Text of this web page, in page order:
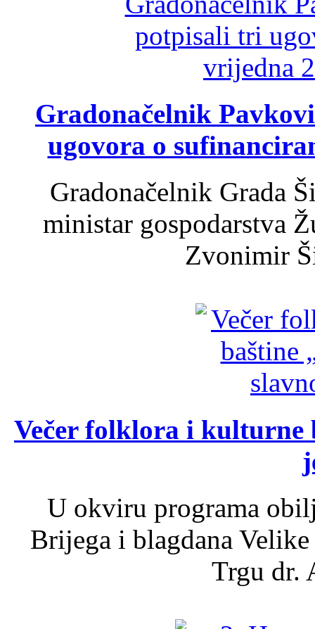
Gradonačelnik
ugovora o
Gradonačelnik Grada
ministar gospodarstva
Zvonimir
Večer folklora i kulturne
U okviru programa
Brijega i blagdana
Trgu dr.